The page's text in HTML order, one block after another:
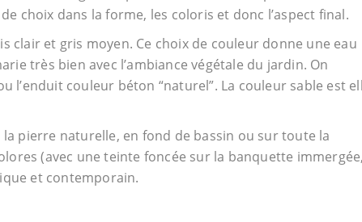
choix dans la forme, les coloris et donc l’aspect final.
clair et gris moyen. Ce choix de couleur donne une eau
très bien avec l’ambiance végétale du jardin. On
l’enduit couleur béton “naturel”. La couleur sable est
la pierre naturelle, en fond de bassin ou sur toute la
(avec une teinte foncée sur la banquette immergée,
et contemporain.